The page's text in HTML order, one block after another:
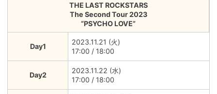
THE LAST ROCKSTARS
The Second Tour 2023
“PSYCHO LOVE”
Day1
2023.11.21 (火)
17:00 / 18:00
Day2
2023.11.22 (水)
17:00 / 18:00